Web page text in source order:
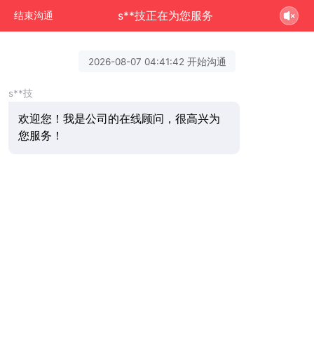
结束沟通 s**技正在为您服务
2026-08-07 04:41:42 开始沟通
s**技
欢迎您！我是公司的在线顾问，很高兴为
您服务！